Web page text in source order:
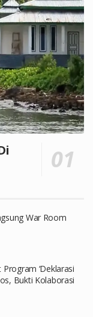
War Room
‘Deklarasi
Bukti Kolaborasi